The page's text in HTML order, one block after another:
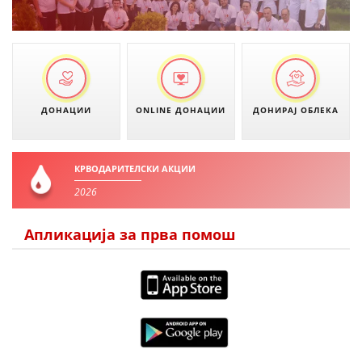
MЕЃУНАРОДНО ХУМАНИТАРНО ПРАВО
ПРОМОЦИЈА НА ХУМАНИ ВРЕДНОСТИ
УПОТРЕБА И ЗАШТИТА НА АМБЛЕМОТ
КАКО ДА ДОНИРАТЕ
ПОДГОТВЕНОСТ И ДЕЈСТВО ПРИ КАТАСТРОФИ
ОДНОСИ СО ЈАВНОСТ
ИСТРАЖУВАЊЕ НА ЈАВНО МИСЛЕЊЕ
ДОГОВОРИ
ДОНАЦИИ ONLINE ДОНАЦИИ ДОНИРАЈ ОБЛЕКА
КРВОДАРИТЕЛСКИ АКЦИИ
2026
Апликација за прва помош